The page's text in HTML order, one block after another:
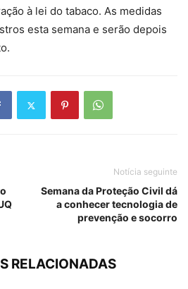
à lei do tabaco. As medidas
esta semana e serão depois
Notícia seguinte
Semana da Proteção Civil dá
a conhecer tecnologia de
prevenção e socorro
RELACIONADAS